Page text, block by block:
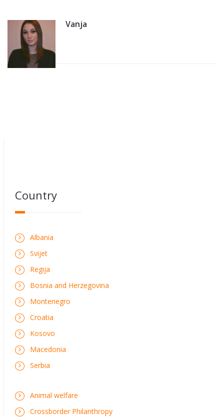
Vanja
Country
Albania
Svijet
Regija
Bosnia and Herzegovina
Montenegro
Croatia
Kosovo
Macedonia
Serbia
Animal welfare
Crossborder Philanthropy